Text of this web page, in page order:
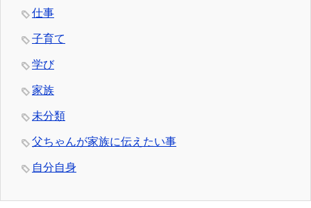
仕事
子育て
学び
家族
未分類
父ちゃんが家族に伝えたい事
自分自身